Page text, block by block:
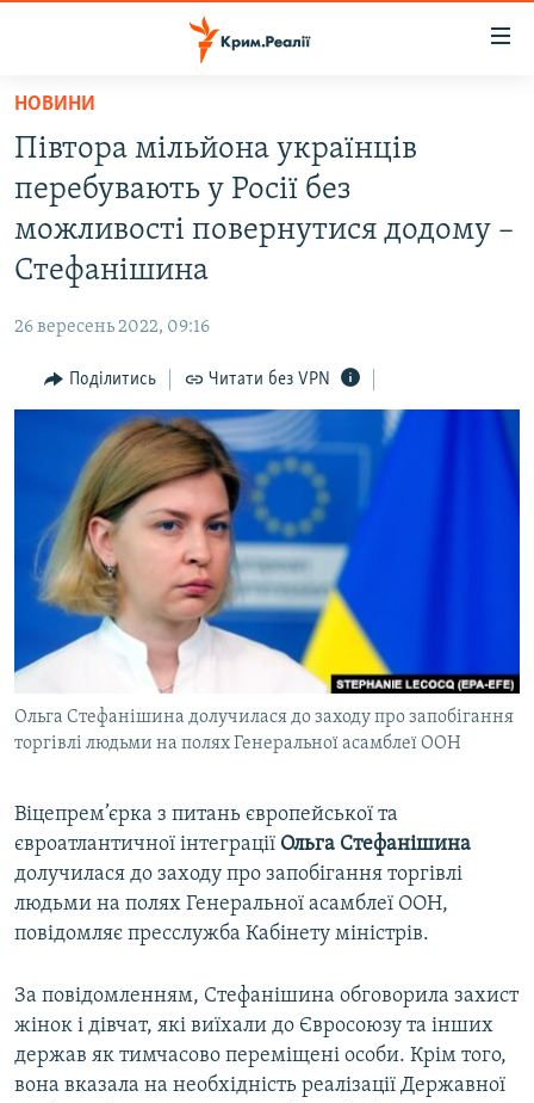
Перейти
основного
матеріалу
Перейти
до
основної
Перейти
пошуку
ВОДА.КРИМ
ВІДЕО ТА ФОТО
ПОЛІТИКА
ПОГЛЯД
ІНТЕРВ'Ю
ВСЕ ЗА ДЕНЬ
СПЕЦПРОЕКТИ
ДЕПОРТАЦІЯ
ВІДЕОУРОКИ «ELIFBE»
СВІДЧЕННЯ ОКУПАЦІЇ
УКРАЇНСЬКА ПРОБЛЕМА КРИМУ
ЯК ОБІЙТИ БЛОКУВАННЯ
Русский
Qırımtatar
НОВИНИ
Півтора мільйона українців
перебувають у Росії без
можливості повернутися додому –
Стефанішина
26 вересень 2022, 09:16
Поділитись Читати без VPN
Ольга Стефанішина долучилася до заходу про запобігання
торгівлі людьми на полях Генеральної асамблеї ООН
Віцепрем’єрка з питань європейської та
євроатлантичної інтеграції Ольга Стефанішина
долучилася до заходу про запобігання торгівлі
людьми на полях Генеральної асамблеї ООН,
повідомляє пресслужба Кабінету міністрів.
За повідомленням, Стефанішина обговорила захист
жінок і дівчат, які виїхали до Євросоюзу та інших
держав як тимчасово переміщені особи. Крім того,
вона вказала на необхідність реалізації Державної